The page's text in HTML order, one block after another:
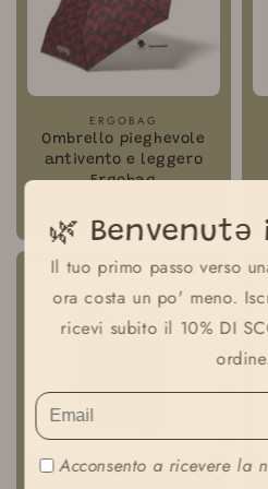
Fornitore:
ERGOBAG
Ombrello pieghevole
antivento e leggero
Ergobag
normale
Fornitore:
🌿 Benvenutə
Il tuo primo passo verso
ora costa un po' meno.
ricevi subito il 10% DI
Acconsento a ricevere la